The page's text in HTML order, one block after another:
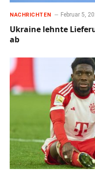
NACHRICHTEN Februar 5,
Ukraine lehnte
ab